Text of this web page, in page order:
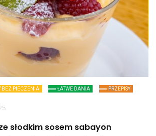
BEZ PIECZENIA ŁATWE DANIA PRZEPISY
słodkim sosem sabayon